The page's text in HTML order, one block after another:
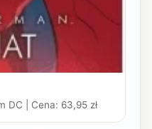
DC | Cena: 63,95 zł